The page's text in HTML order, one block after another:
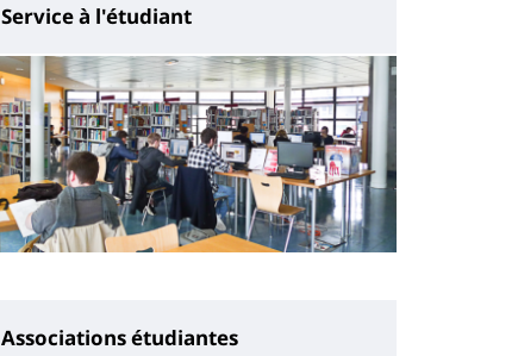
Service à l'étudiant
Associations étudiantes